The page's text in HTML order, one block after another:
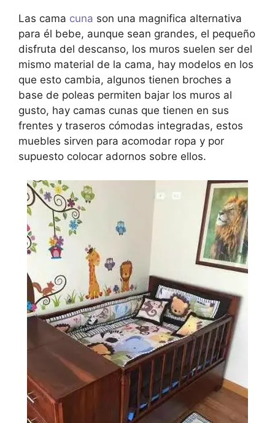
Las cama cuna son una magnifica alternativa
para él bebe, aunque sean grandes, el pequeño
disfruta del descanso, los muros suelen ser del
mismo material de la cama, hay modelos en los
que esto cambia, algunos tienen broches a
base de poleas permiten bajar los muros al
gusto, hay camas cunas que tienen en sus
frentes y traseros cómodas integradas, estos
muebles sirven para acomodar ropa y por
supuesto colocar adornos sobre ellos.